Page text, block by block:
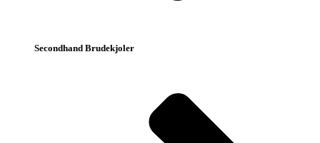
Secondhand Brudekjoler